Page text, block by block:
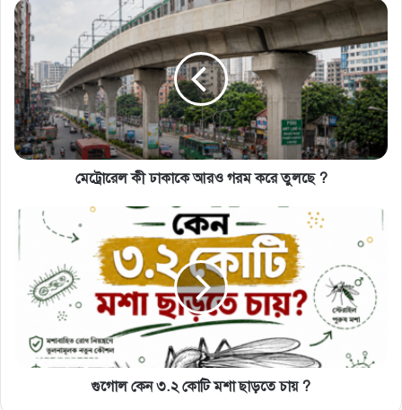
মেট্রোরেল কী ঢাকাকে আরও গরম করে তুলছে ?
গুগোল কেন ৩.২ কোটি মশা ছাড়তে চায় ?